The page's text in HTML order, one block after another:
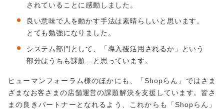
されていることに感動しました。
良い意味で人を動かす手法は素晴らしいと思います。
とても勉強になりました。
システム部門として、「導入後活用されるか」という
部分はうちも課題…と思っています。
ヒューマンフォーラム様のほかにも、「Shopらん」ではさま
ざまなお客さまの店舗運営の課題解決を支援しています。皆さ
まの良きパートナーとなれるよう、これからも「Shopらん」